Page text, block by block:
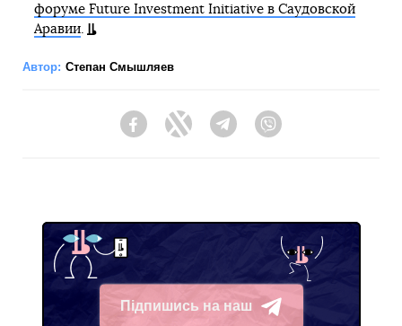
форуме Future Investment Initiative в Саудовской
Аравии.
Автор: Степан Смышляев
FacebookTwitter Telegram
Підпишись на наш
Telegram